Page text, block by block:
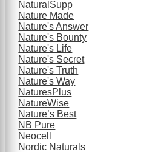
NaturalSupp
Nature Made
Nature's Answer
Nature's Bounty
Nature's Life
Nature's Secret
Nature's Truth
Nature's Way
NaturesPlus
NatureWise
Nature’s Best
NB Pure
Neocell
Nordic Naturals